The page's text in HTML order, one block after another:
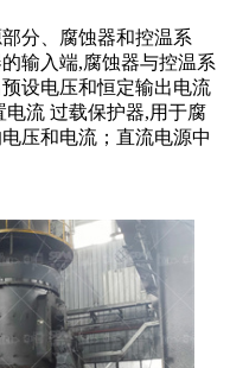
分、腐蚀器和控温系
输入端,腐蚀器与控温系
设电压和恒定输出电流
流 过载保护器,用于腐
压和电流；直流电源中